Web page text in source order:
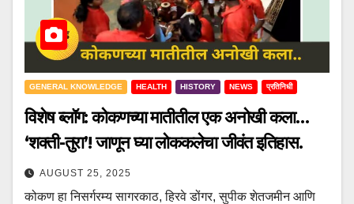
GENERAL KNOWLEDGE HEALTH HISTORY NEWS प्रतिनिधी
विशेष ब्लॉग: कोकणच्या मातीतील एक अनोखी कला…
‘शक्ती-तुरा’! जाणून घ्या लोककलेचा जीवंत इतिहास.
AUGUST 25, 2025
कोकण हा निसर्गरम्य सागरकाठ, हिरवे डोंगर, सुपीक शेतजमीन आणि